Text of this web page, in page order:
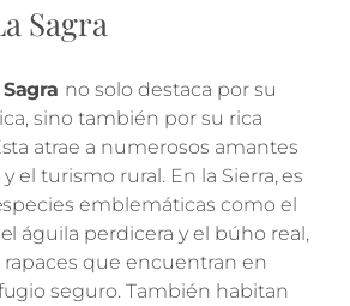
Sagra
no solo destaca por su
sino también por su rica
atrae a numerosos amantes
el turismo rural. En la Sierra, es
emblemáticas como el
águila perdicera y el búho real,
rapaces que encuentran en
seguro. También habitan